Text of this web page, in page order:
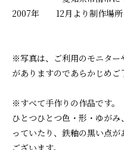
2007年 12月より制作場所
※写真は、ご利用のモニター
がありますのであらかじめご
※すべて手作りの作品です。
ひとつひとつ色・形・ゆが
っていたり、鉄釉の黒い点